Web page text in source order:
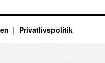
Privatlivspolitik